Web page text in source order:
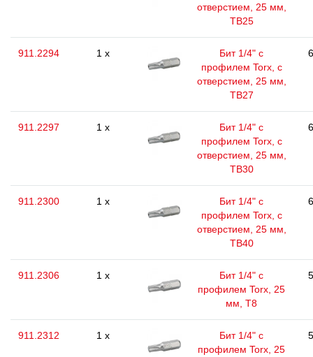
отверстием, 25 мм,
ТВ25
911.2294 1 x
Бит 1/4" с
профилем Torx, с
отверстием, 25 мм,
ТВ27
911.2297 1 x
Бит 1/4" с
профилем Torx, с
отверстием, 25 мм,
ТВ30
911.2300 1 x
Бит 1/4" с
профилем Torx, с
отверстием, 25 мм,
ТВ40
911.2306 1 x
Бит 1/4" с
профилем Torx, 25
мм, Т8
911.2312 1 x
Бит 1/4" с
профилем Torx, 25